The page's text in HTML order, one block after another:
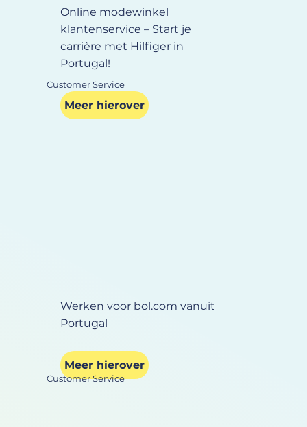
Online modewinkel
klantenservice – Start je
carrière met Hilfiger in
Portugal!
Meer hierover
Customer Service
Werken voor bol.com vanuit
Portugal
Meer hierover
Customer Service